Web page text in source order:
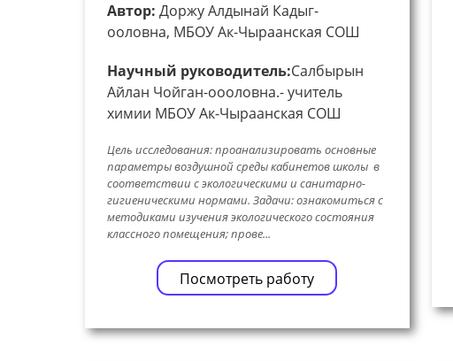
Автор: Доржу Алдынай Кадыг-
ооловна, МБОУ Ак-Чыраанская СОШ
Научный руководитель:Салбырын
Айлан Чойган-оооловна.- учитель
химии МБОУ Ак-Чыраанская СОШ
Цель исследования: проанализировать основные
параметры воздушной среды кабинетов школы в
соответствии с экологическими и санитарно-
гигиеническими нормами. Задачи: ознакомиться с
методиками изучения экологического состояния
классного помещения; прове...
Посмотреть работу